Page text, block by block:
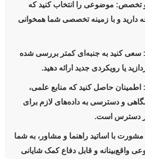
تخصص: موضوعی را انتخاب کنید که
دارید و با زمینه تخصصی شما همخوانی
سعی کنید به جنبه‌ای کمتر بررسی شده
یا رویکردی جدید ارائه دهید.
اطمینان حاصل کنید که منابع علمی،
و دسترسی به داده‌های لازم برای
دسترس است.
مشورت با اساتید راهنما و مشاور، به شما
واقع‌بینانه و قابل دفاع کمک شایانی